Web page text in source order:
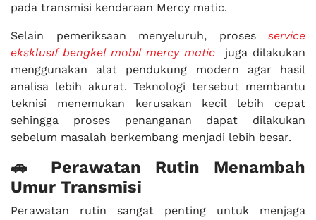
pada transmisi kendaraan Mercy matic.
Selain pemeriksaan menyeluruh, proses service
eksklusif bengkel mobil mercy matic
juga dilakukan
menggunakan alat pendukung modern agar hasil
analisa lebih akurat. Teknologi tersebut membantu
teknisi menemukan kerusakan kecil lebih cepat
sehingga proses penanganan dapat dilakukan
sebelum masalah berkembang menjadi lebih besar.
🚗 Perawatan Rutin Menambah
Umur Transmisi
Perawatan rutin sangat penting untuk menjaga